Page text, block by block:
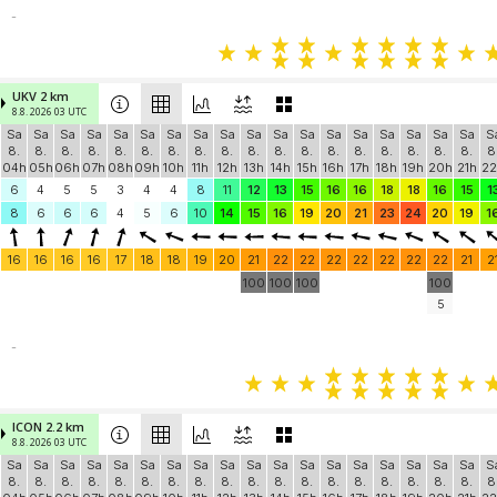
-
UKV 2 km
8.8. 2026 03 UTC
Sa
8.
04h
Sa
8.
05h
Sa
8.
06h
Sa
8.
07h
Sa
8.
08h
Sa
8.
09h
Sa
8.
10h
Sa
8.
11h
Sa
8.
12h
Sa
8.
13h
Sa
8.
14h
Sa
8.
15h
Sa
8.
16h
Sa
8.
17h
Sa
8.
18h
Sa
8.
19h
Sa
8.
20h
Sa
8.
21h
6
4 5 5 3 4 4 8 11 12 13 15 16 16 18 18 16 15
8
6 6 6 4 5 6 10 14 15 16 19 20 21 23 24 20 19
16 16 16 16 17 18 18 19 20 21 22 22 22 22 22 22 22 21
100 100 100
100
5
-
ICON 2.2 km
8.8. 2026 03 UTC
Sa
8.
Sa
8.
Sa
8.
Sa
8.
Sa
8.
Sa
8.
Sa
8.
Sa
8.
Sa
8.
Sa
8.
Sa
8.
Sa
8.
Sa
8.
Sa
8.
Sa
8.
Sa
8.
Sa
8.
Sa
8.